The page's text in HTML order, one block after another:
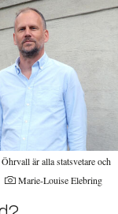
är alla statsvetare och
Marie-Louise Elebring